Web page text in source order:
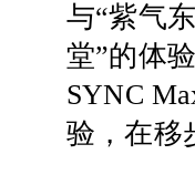
与“紫气
堂”的体
SYNC
验，在移